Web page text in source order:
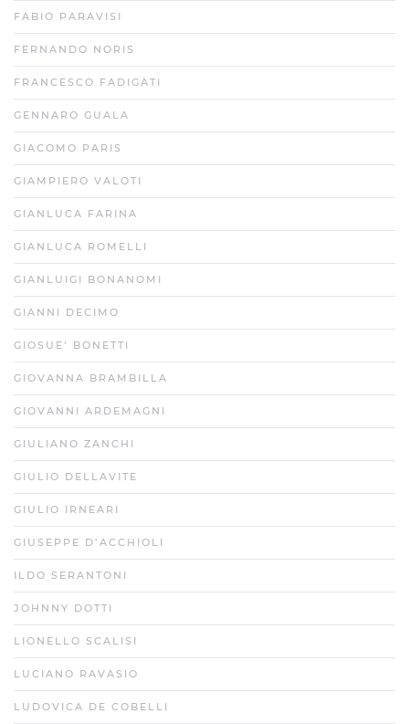
FABIO PARAVISI
FERNANDO NORIS
FRANCESCO FADIGATI
GENNARO GUALA
GIACOMO PARIS
GIAMPIERO VALOTI
GIANLUCA FARINA
GIANLUCA ROMELLI
GIANLUIGI BONANOMI
GIANNI DECIMO
GIOSUE’ BONETTI
GIOVANNA BRAMBILLA
GIOVANNI ARDEMAGNI
GIULIANO ZANCHI
GIULIO DELLAVITE
GIULIO IRNEARI
GIUSEPPE D’ACCHIOLI
ILDO SERANTONI
JOHNNY DOTTI
LIONELLO SCALISI
LUCIANO RAVASIO
LUDOVICA DE COBELLI